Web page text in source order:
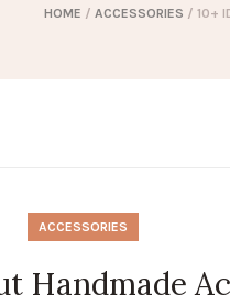
HOME / ACCESSORIES / 10+
ACCESSORIES
Handmade